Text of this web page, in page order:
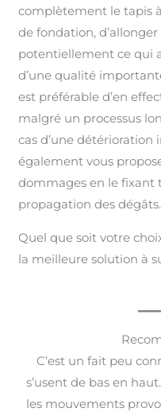
complètement le tapis
de fondation,
potentiellement ce qui
d’une qualité
est préférable d’en
malgré un processus
cas d’une
également vous
dommages en le fixant
propagation des dégâts.
Quel que soit votre
la meilleure solution à
C’est un fait peu
s’usent de bas en
les mouvements